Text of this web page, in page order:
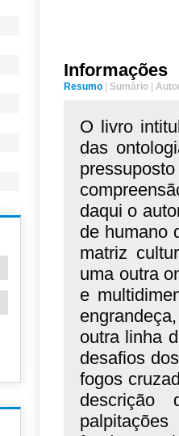
Informações
Resumo Sumário
O livro
das
daqui o
de humano
matriz
uma outra
e
outra linha
desafios
fogos
descrição